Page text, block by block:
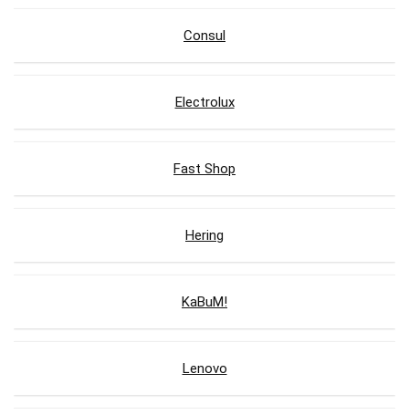
Consul
Electrolux
Fast Shop
Hering
KaBuM!
Lenovo